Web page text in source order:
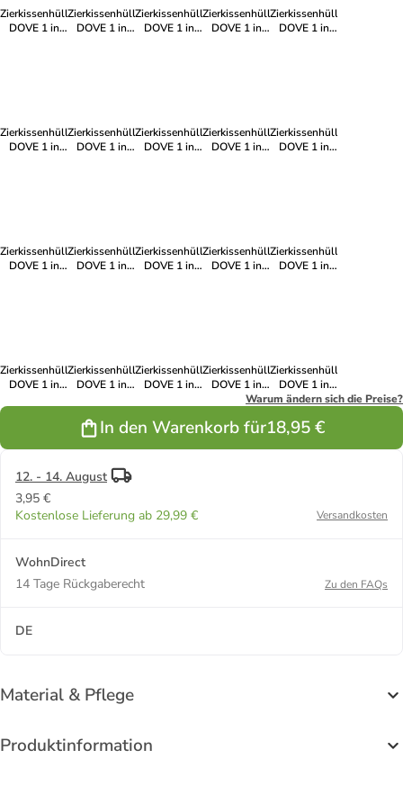
Zierkissenhülle
DOVE 1 in
Zierkissenhülle
DOVE 1 in
Zierkissenhülle
DOVE 1 in
Zierkissenhülle
DOVE 1 in
Zierkissenhülle
DOVE 1 in
Zierkissenhülle
DOVE 1 in
Zierkissenhülle
DOVE 1 in
Zierkissenhülle
DOVE 1 in
Zierkissenhülle
DOVE 1 in
Zierkissenhülle
DOVE 1 in
Zierkissenhülle
DOVE 1 in
Zierkissenhülle
DOVE 1 in
Zierkissenhülle
DOVE 1 in
Zierkissenhülle
DOVE 1 in
Zierkissenhülle
DOVE 1 in
Zierkissenhülle
DOVE 1 in
Zierkissenhülle
DOVE 1 in
Zierkissenhülle
DOVE 1 in
Zierkissenhülle
DOVE 1 in
Hellgrau
Zierkissenhülle
DOVE 1 in
Rose
Warum ändern sich die Preise?
In den Warenkorb für18,95 €
12. - 14. August
3,95 €
Kostenlose Lieferung ab 29,99 €
Versandkosten
WohnDirect
14 Tage Rückgaberecht
Zu den FAQs
DE
Material & Pflege
Produktinformation